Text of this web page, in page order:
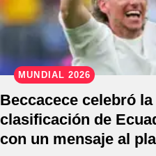
MUNDIAL 2026
Beccacece celebró
clasificación de
con un mensaje al